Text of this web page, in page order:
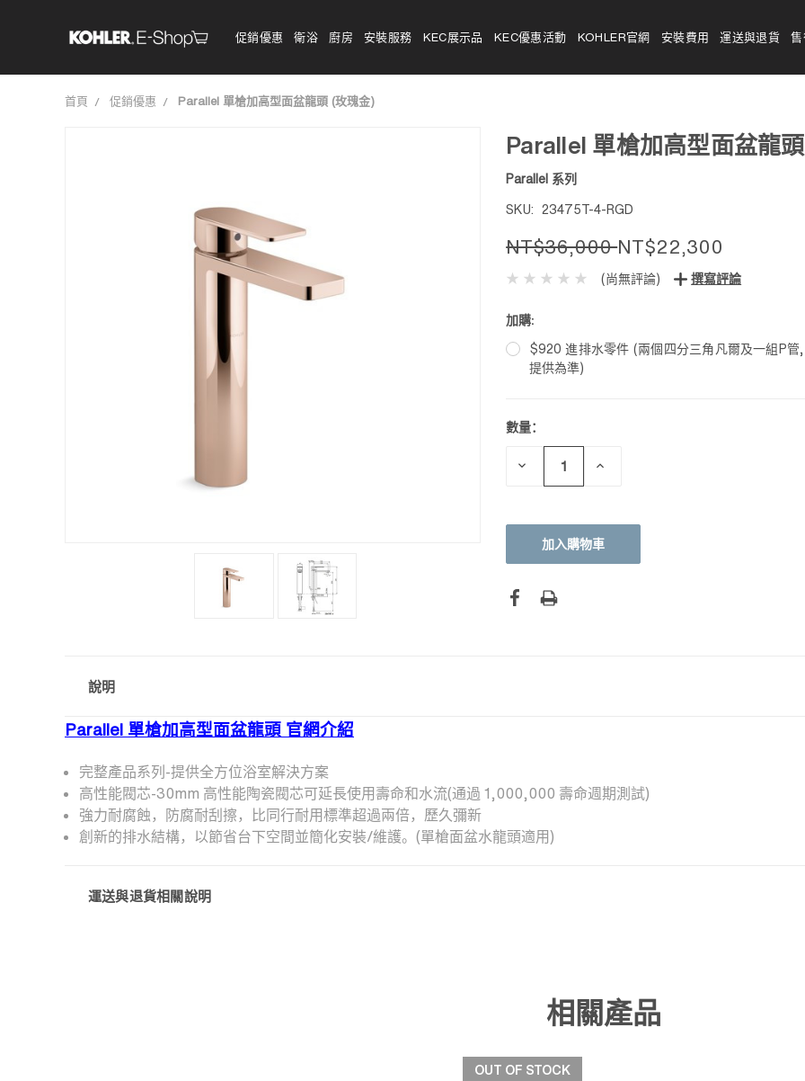
促銷優惠 衛浴 廚房 安裝服務 KEC展示品 KEC優惠活動 KOHLER官網 安裝費用 運送與退貨
首頁 促銷優惠 Parallel 單槍加高型面盆龍頭 (玫瑰金)
Parallel 單槍加高型面盆龍
Parallel 系列
SKU: 23475T-4-RGD
NT$36,000NT$22,300
(尚無評論) 撰寫評論
加購:
$920 進排水零件 (兩個四分三角凡爾及一組P管
提供為準)
目前
存：
數量：
增
說明
Parallel 單槍加高型面盆龍頭 官網介紹
完整產品系列-提供全方位浴室解決方案
高性能閥芯-30mm 高性能陶瓷閥芯可延長使用壽命和水流(通過 1,000,000 壽命週期測試)
強力耐腐蝕，防腐耐刮擦，比同行耐用標準超過兩倍，歷久彌新
創新的排水結構，以節省台下空間並簡化安裝/維護。(單槍面盆水龍頭適用)
運送與退貨相關說明
相關產品
OUT OF STOCK